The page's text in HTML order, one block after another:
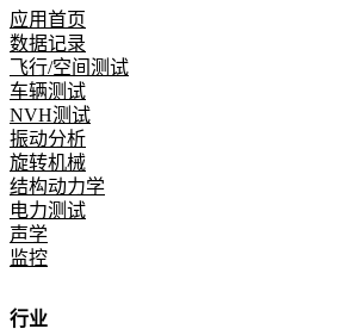
应用首页
数据记录
飞行/空间测试
车辆测试
NVH测试
振动分析
旋转机械
结构动力学
电力测试
声学
监控
行业